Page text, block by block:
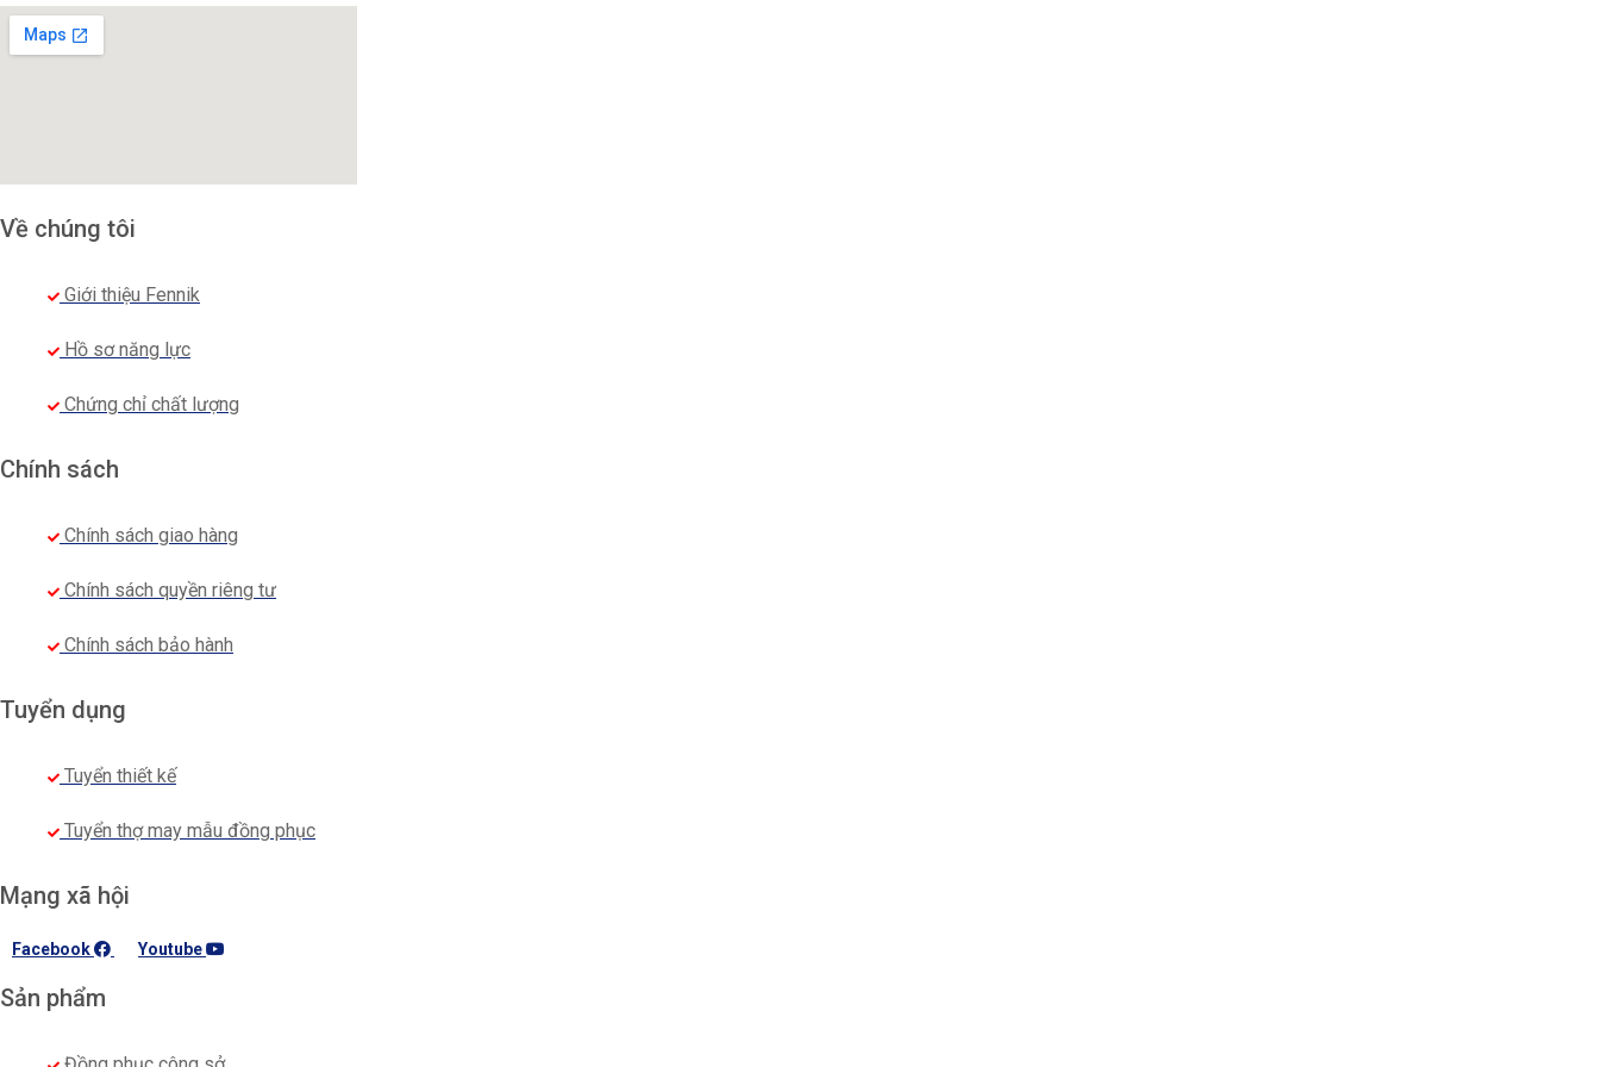
ngũ tư vấn của chúng tôi luôn sẵn sàng để tư vấn và thiết kế đồng phục miễn phí cho bạn.
Về chúng tôi
Giới thiệu Fennik
Hồ sơ năng lực
Chứng chỉ chất lượng
Chính sách
Chính sách giao hàng
Chính sách quyền riêng tư
Chính sách bảo hành
Tuyển dụng
Tuyển thiết kế
Tuyển thợ may mẫu đồng phục
Mạng xã hội
Facebook Youtube
Sản phẩm